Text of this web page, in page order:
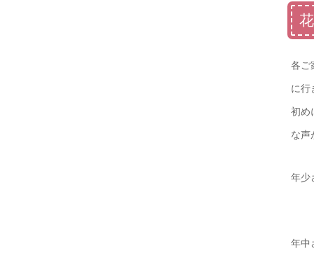
各ご
に行
初め
な声
年少
年中